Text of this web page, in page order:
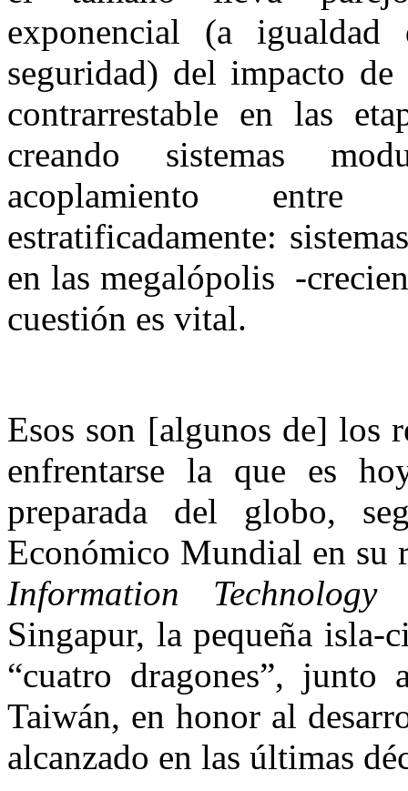
exponencial (a igualdad
seguridad) del impacto
contrarrestable en las
creando sistemas
acoplamiento
estratificadamente:
en las megalópolis -
cuestión es vital.
Esos son [algunos de] los
enfrentarse la que es
preparada del globo,
Económico Mundial en su
Information
Singapur, la pequeña isla-
“cuatro dragones”,
Taiwán, en honor al
alcanzado en las últimas